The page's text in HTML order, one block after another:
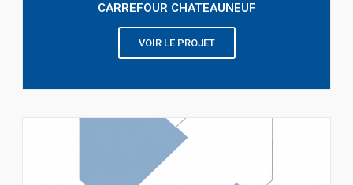
CARREFOUR CHATEAUNEUF
VOIR LE PROJET